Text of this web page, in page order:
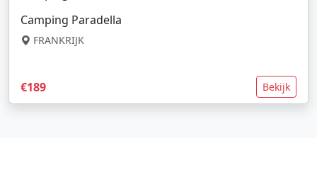
Camping Paradella
FRANKRIJK
€189 Bekijk